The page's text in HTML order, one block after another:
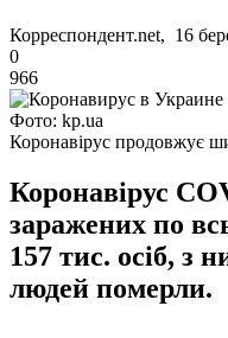
Корреспондент.net, 16
0
966
Фото: kp.ua
Коронавірус продовжує
Коронавірус
заражених по
157 тис. осіб, з
людей померли.